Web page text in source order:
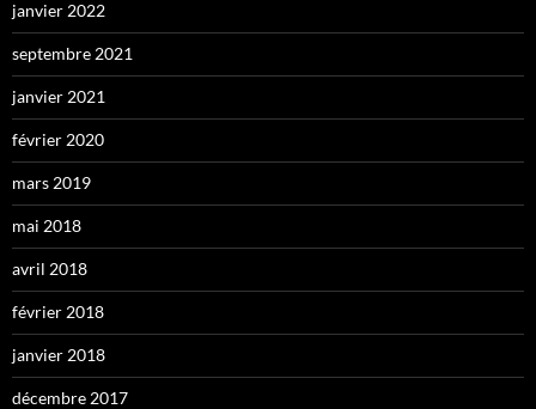
janvier 2022
septembre 2021
janvier 2021
février 2020
mars 2019
mai 2018
avril 2018
février 2018
janvier 2018
décembre 2017